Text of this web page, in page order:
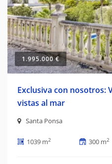
1.995.000 €
Exclusiva con nosotros:
vistas al mar
Santa Ponsa
1039 m2 300 m2